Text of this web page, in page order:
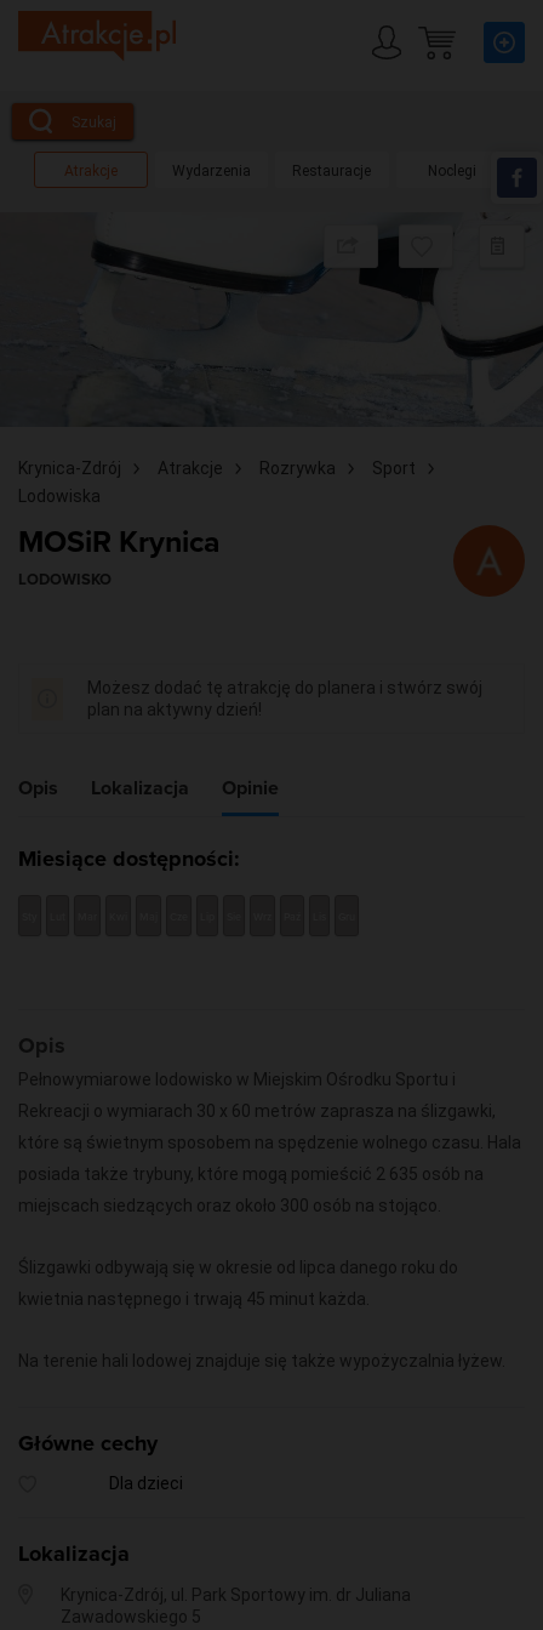
Szukaj
Atrakcje Wydarzenia Restauracje Noclegi
Udostępnij
Krynica-Zdrój Atrakcje Rozrywka
Sport
Lodowiska
MOSiR Krynica
LODOWISKO
Możesz dodać tę atrakcję do planera i stwórz swój
plan na aktywny dzień!
Opis Lokalizacja Opinie
Miesiące dostępności:
Opis
Pełnowymiarowe lodowisko w Miejskim Ośrodku Sportu i
Rekreacji o wymiarach 30 x 60 metrów zaprasza na ślizgawki,
które są świetnym sposobem na spędzenie wolnego czasu. Hala
posiada także trybuny, które mogą pomieścić 2 635 osób na
miejscach siedzących oraz około 300 osób na stojąco.
Ślizgawki odbywają się w okresie od lipca danego roku do
kwietnia następnego i trwają 45 minut każda.
Na terenie hali lodowej znajduje się także wypożyczalnia łyżew.
Główne cechy
Dla dzieci
Lokalizacja
Krynica-Zdrój, ul. Park Sportowy im. dr Juliana
Zawadowskiego 5